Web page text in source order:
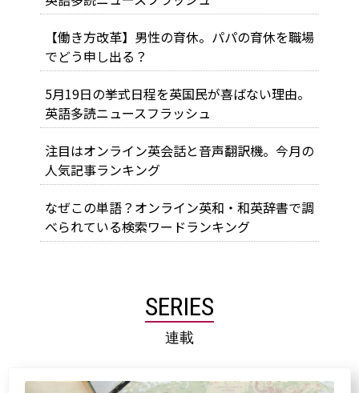
【働き方改革】男性の育休。パパの育休を職場
でどう申し出る？
5月19日の挙式日程を英国民が喜ばない理由。
英語多読ニュースフラッシュ
注目はオンライン英会話と音声翻訳機。今月の
人気記事ランキング
なぜこの単語？オンライン英和・和英辞書で調
べられている検索ワードランキング
SERIES
連載